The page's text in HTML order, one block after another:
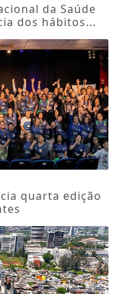
da Saúde
dos hábitos...
quarta edição